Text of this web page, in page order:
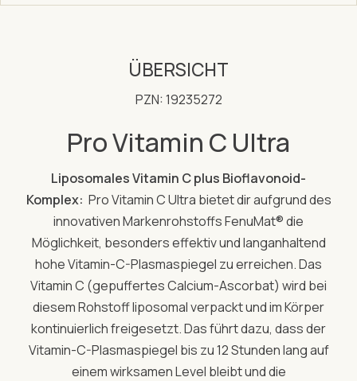
ÜBERSICHT
PZN: 19235272
Pro Vitamin C Ultra
Liposomales Vitamin C plus Bioflavonoid-
Komplex: Pro Vitamin C Ultra bietet dir aufgrund des
innovativen Markenrohstoffs FenuMat® die
Möglichkeit, besonders effektiv und langanhaltend
hohe Vitamin-C-Plasmaspiegel zu erreichen. Das
Vitamin C (gepuffertes Calcium-Ascorbat) wird bei
diesem Rohstoff liposomal verpackt und im Körper
kontinuierlich freigesetzt. Das führt dazu, dass der
Vitamin-C-Plasmaspiegel bis zu 12 Stunden lang auf
einem wirksamen Level bleibt und die